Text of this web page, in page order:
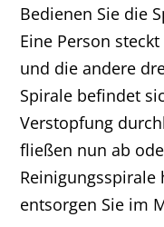
Bedienen Sie die
Eine Person
und die andere
Spirale befindet
Verstopfung
fließen nun ab
Reinigungsspirale
entsorgen Sie im